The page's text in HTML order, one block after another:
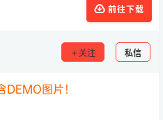
前往下载
关注 私信
图片！